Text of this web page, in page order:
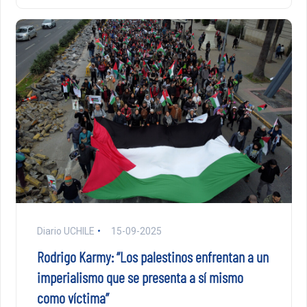
Diario UCHILE 15-09-2025
Rodrigo Karmy: “Los palestinos enfrentan a un
imperialismo que se presenta a sí mismo
como víctima”